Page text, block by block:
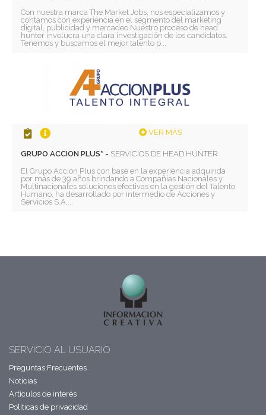
Con nuestra marca The Market Jobs, nos especializamos y
contamos con experiencia en el segmento del marketing
digital, publicidad y mercadeo Nuestro proceso de head
hunter involucra una clara investigación de los candidatos.
Tenemos y buscamos el mejor talento p...
VER MÁS
GRUPO ACCION PLUS* - SERVICIOS DE HEAD HUNTER
El Grupo Accion Plus con base en la experiencia adquirida
por más de 39 años brindando a Compañías Nacionales y
Multinacionales soluciones efectivas en la gestión del Talento
Humano, ha desarrollado por intermedio de Acciones y
Servicios S.A....
SERVICIO AL USUARIO
Preguntas Frecuentes
Noticias
Artículos de interés
Políticas de privacidad